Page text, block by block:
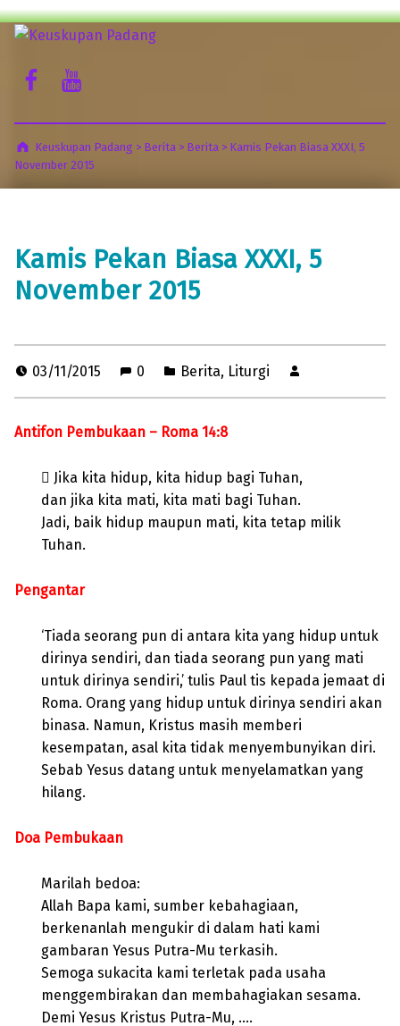
Keuskupan Padang
Keuskupan Padang > Berita> Berita> Kamis Pekan Biasa XXXI, 5
November 2015
Kamis Pekan Biasa XXXI, 5
November 2015
03/11/2015 0 Berita, Liturgi
Antifon Pembukaan – Roma 14:8
 Jika kita hidup, kita hidup bagi Tuhan,
dan jika kita mati, kita mati bagi Tuhan.
Jadi, baik hidup maupun mati, kita tetap milik
Tuhan.
Pengantar
‘Tiada seorang pun di antara kita yang hidup untuk
dirinya sendiri, dan tiada seorang pun yang mati
untuk dirinya sendiri,’ tulis Paul tis kepada jemaat di
Roma. Orang yang hidup untuk dirinya sendiri akan
binasa. Namun, Kristus masih memberi
kesempatan, asal kita tidak menyembunyikan diri.
Sebab Yesus datang untuk menyelamatkan yang
hilang.
Doa Pembukaan
Marilah bedoa:
Allah Bapa kami, sumber kebahagiaan,
berkenanlah mengukir di dalam hati kami
gambaran Yesus Putra-Mu terkasih.
Semoga sukacita kami terletak pada usaha
menggembirakan dan membahagiakan sesama.
Demi Yesus Kristus Putra-Mu, ….